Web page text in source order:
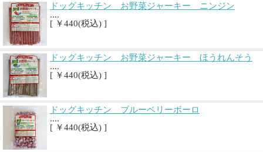
ドッグキッチン お野菜ジャーキー ニンジン
....
[ ￥440(税込) ]
ドッグキッチン お野菜ジャーキー ほうれんそう
....
[ ￥440(税込) ]
ドッグキッチン ブルーベリーボーロ
....
[ ￥440(税込) ]